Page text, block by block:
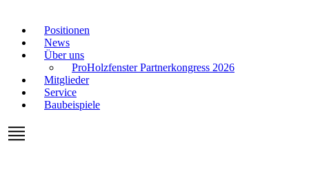
Positionen
News
Über uns
ProHolzfenster Partnerkongress 2026
Mitglieder
Service
Baubeispiele